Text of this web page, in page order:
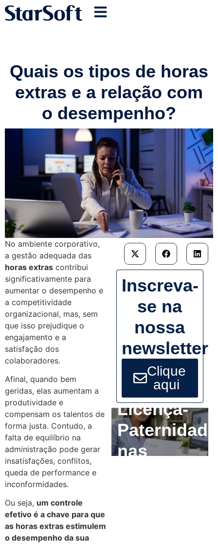
Quais os tipos de horas
extras e a relação com
o desempenho?
No ambiente corporativo,
a gestão adequada das
horas extras contribui
significativamente para
aumentar o desempenho e
a competitividade
organizacional, mas, sem
que isso prejudique o
engajamento e a
satisfação dos
colaboradores.
Afinal, quando bem
geridas, elas aumentam a
produtividade e
compensam os talentos de
forma justa. Contudo, a
falta de equilíbrio na
administração pode gerar
insatisfações, conflitos,
queda de performance e
inconformidades.
Ou seja, um controle
efetivo é a chave para que
as horas extras estimulem
o desempenho da sua
Inscreva-
se na
nossa
newsletter
Clique
aqui
Licença-
Paternidade
nas